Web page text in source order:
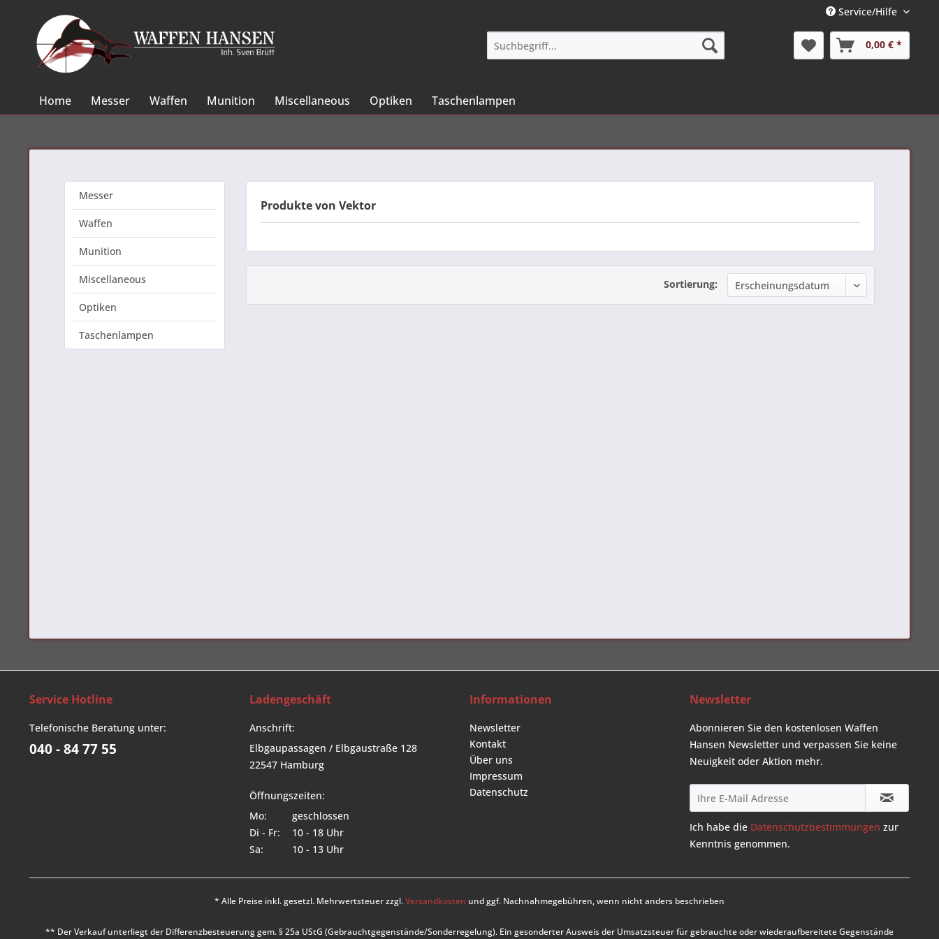
Service/Hilfe
0,00 € *
Home Messer Waffen Munition Miscellaneous Optiken Taschenlampen
Messer
Waffen
Munition
Miscellaneous
Optiken
Taschenlampen
Produkte von Vektor
Sortierung:
Service Hotline
Telefonische Beratung unter:
040 - 84 77 55
Ladengeschäft
Anschrift:
Elbgaupassagen / Elbgaustraße 128
22547 Hamburg
Öffnungszeiten:
Mo:
geschlossen
Di - Fr:
10 - 18 Uhr
Sa:
10 - 13 Uhr
Informationen
Newsletter
Kontakt
Über uns
Impressum
Datenschutz
Newsletter
Abonnieren Sie den kostenlosen Waffen
Hansen Newsletter und verpassen Sie keine
Neuigkeit oder Aktion mehr.
Ich habe die Datenschutzbestimmungen zur
Kenntnis genommen.
* Alle Preise inkl. gesetzl. Mehrwertsteuer zzgl.Versandkosten und ggf. Nachnahmegebühren, wenn nicht anders beschrieben
** Der Verkauf unterliegt der Differenzbesteuerung gem. § 25a UStG (Gebrauchtgegenstände/Sonderregelung). Ein gesonderter Ausweis der Umsatzsteuer für gebrauchte oder wiederaufbereitete Gegenstände